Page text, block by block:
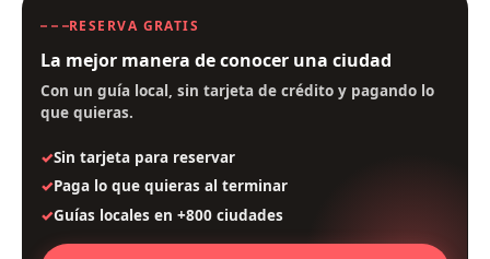
RESERVA GRATIS
La mejor manera de conocer una ciudad
Con un guía local, sin tarjeta de crédito y pagando lo
que quieras.
Sin tarjeta para reservar
Paga lo que quieras al terminar
Guías locales en +800 ciudades